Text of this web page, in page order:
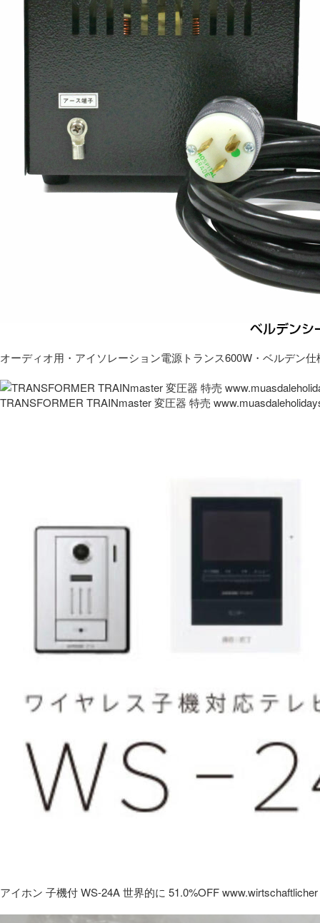
オーディオ用・アイソレーション電源トランス600W・ベルデン仕
TRANSFORMER TRAINmaster 変圧器 特売
アイホン 子機付 WS-24A 世界的に 51.0%OFF www.wirtschaftlicher